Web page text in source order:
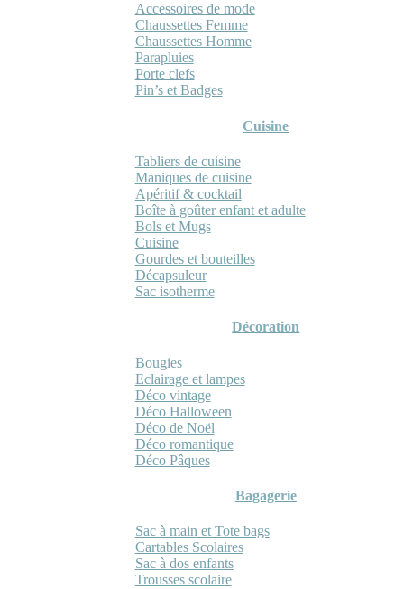
Accessoires de mode
Chaussettes Femme
Chaussettes Homme
Parapluies
Porte clefs
Pin’s et Badges
Cuisine
Tabliers de cuisine
Maniques de cuisine
Apéritif & cocktail
Boîte à goûter enfant et adulte
Bols et Mugs
Cuisine
Gourdes et bouteilles
Décapsuleur
Sac isotherme
Décoration
Bougies
Eclairage et lampes
Déco vintage
Déco Halloween
Déco de Noël
Déco romantique
Déco Pâques
Bagagerie
Sac à main et Tote bags
Cartables Scolaires
Sac à dos enfants
Trousses scolaire